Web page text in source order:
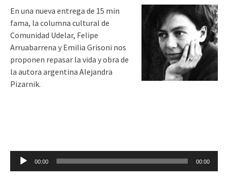
En una nueva entrega de 15 min
fama, la columna cultural de
Comunidad Udelar, Felipe
Arruabarrena y Emilia Grisoni nos
proponen repasar la vida y obra de
la autora argentina Alejandra
Pizarnik.
Reproductor
00:00 00:00